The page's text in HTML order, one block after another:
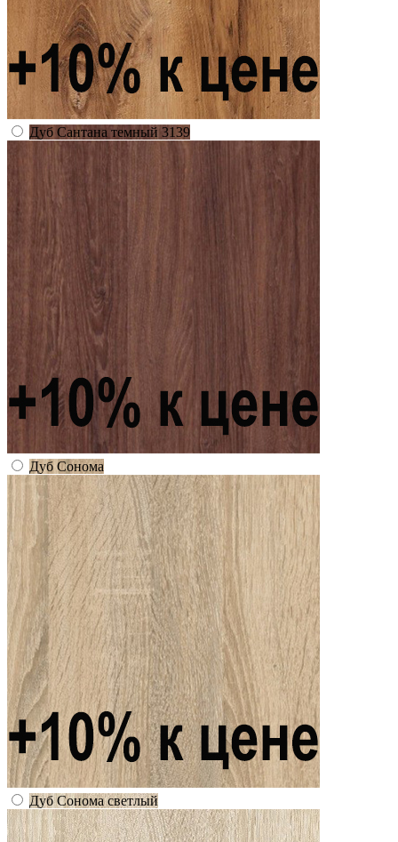
Дуб Сантана темный 3139
Дуб Сонома
Дуб Сонома светлый